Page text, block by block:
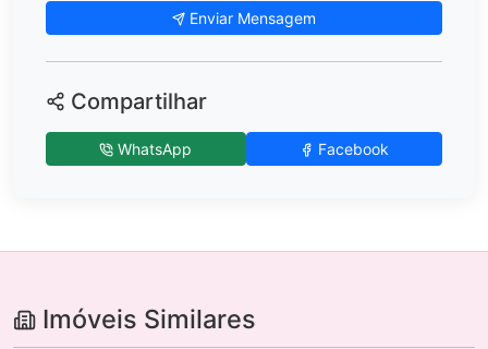
Enviar Mensagem
Compartilhar
WhatsApp Facebook
Imóveis Similares